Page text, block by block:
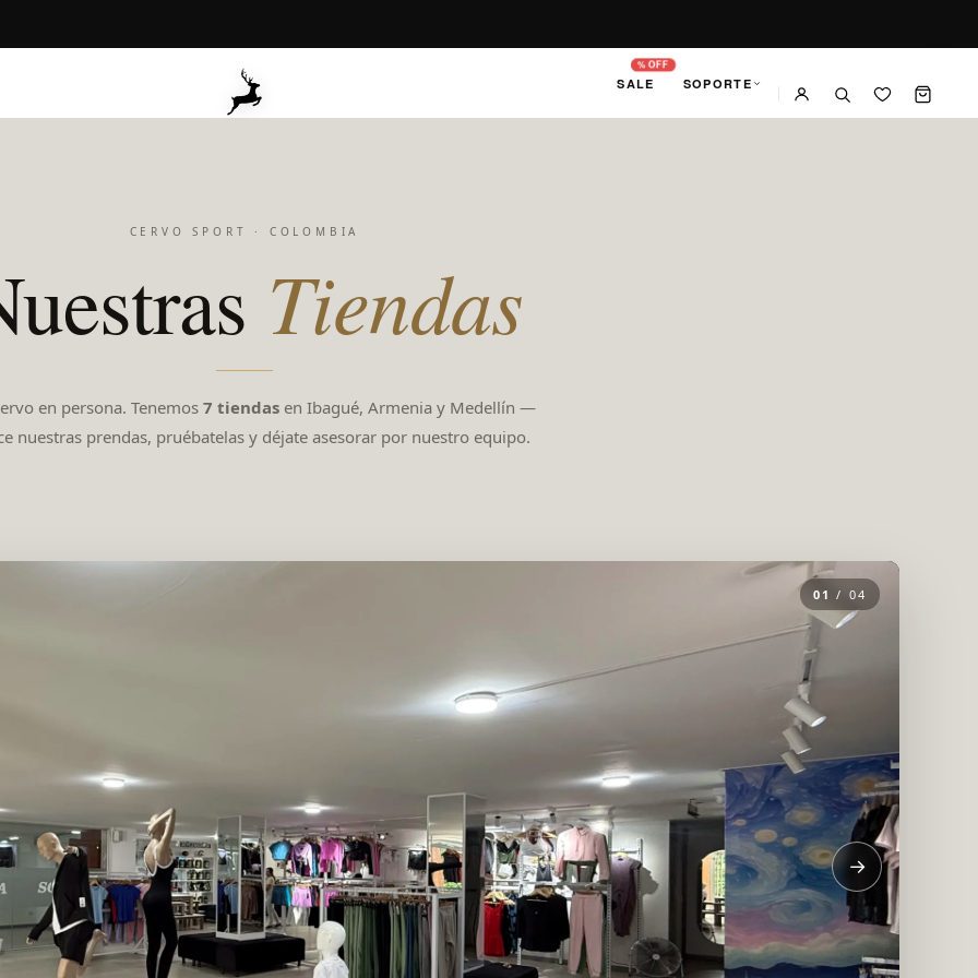
SALE
% OFF
SOPORTE
CERVO SPORT · COLOMBIA
Tiendas
en persona. Tenemos 7 tiendasen Ibagué, Armenia y Medellín —
nuestras prendas, pruébatelas y déjate asesorar por nuestro equipo.
01 / 04
→